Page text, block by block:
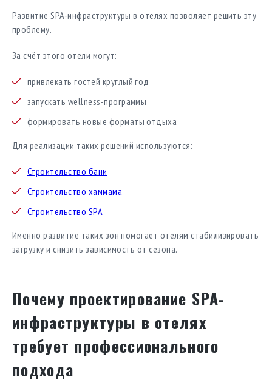
Развитие SPA-инфраструктуры в отелях позволяет решить эту
проблему.
За счёт этого отели могут:
привлекать гостей круглый год
запускать wellness-программы
формировать новые форматы отдыха
Для реализации таких решений используются:
Строительство бани
Строительство хаммама
Строительство SPA
Именно развитие таких зон помогает отелям стабилизировать
загрузку и снизить зависимость от сезона.
Почему проектирование SPA-
инфраструктуры в отелях
требует профессионального
подхода